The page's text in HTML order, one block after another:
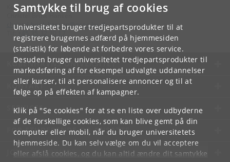
Samtykke til brug af cookies
Universitetet bruger tredjepartsprodukter til at
registrere brugernes adfærd på hjemmesiden
(statistik) for løbende at forbedre vores service.
Desuden bruger universitetet tredjepartsprodukter til
markedsføring af for eksempel udvalgte uddannelser
eller kurser, til at personalisere annoncer og til at
følge op på effekten af kampagner.
Klik på "Se cookies" for at se en liste over udbyderne
af de forskellige cookies, som kan blive gemt på din
computer eller mobil, når du bruger universitetets
hjemmeside. Du kan selv vælge om du vil acceptere
eller afslå cookies, og du kan altid ændre dit samtykke
Kontakt:
Christel Brink Hansen
christel.brink.hansen@econ.ku .dk
KØBENHAVNS UNIVERSITET
KONTAKT
SERVICES
FOR STUDERENDE OG ANSATTE
JOB OG KARRIERE